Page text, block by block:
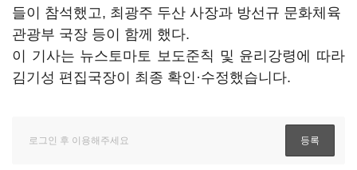
들이 참석했고, 최광주 두산 사장과 방선규 문화체육
관광부 국장 등이 함께 했다.
이 기사는 뉴스토마토 보도준칙 및 윤리강령에 따라
김기성 편집국장이 최종 확인·수정했습니다.